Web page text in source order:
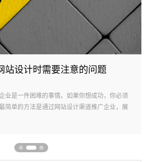
想
设公司，并不愿意过分强调我们的技术如何强
网络公司炫耀的资本，更重要的是要为客户提
。